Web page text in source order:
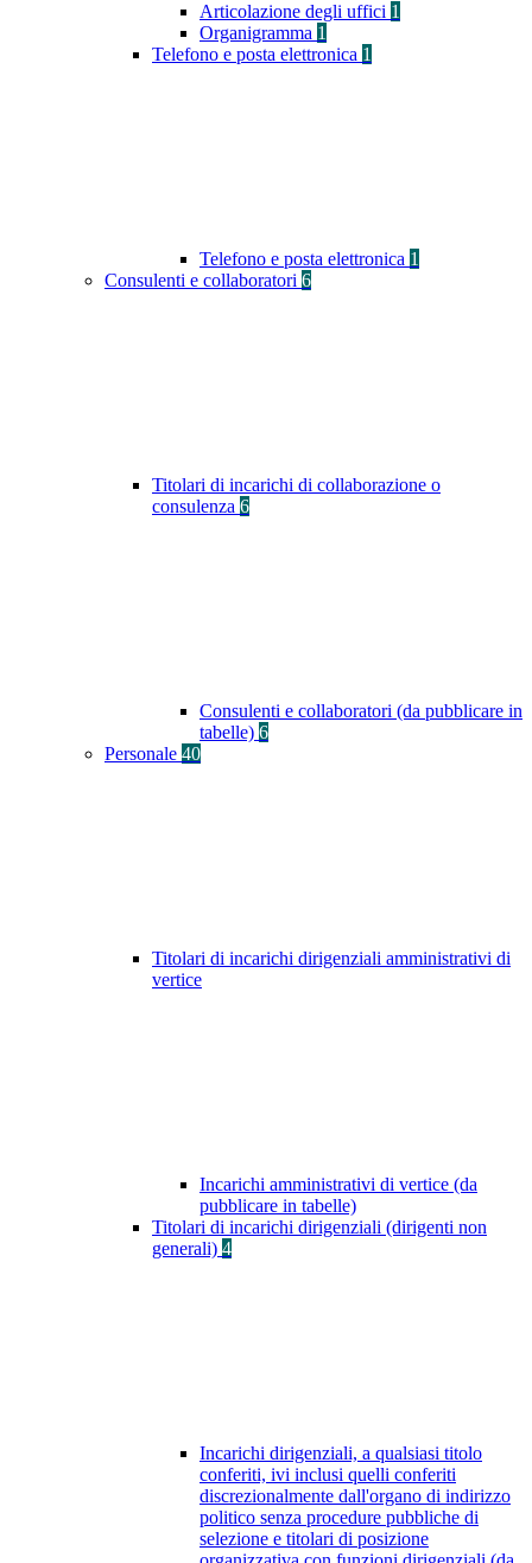
Articolazione degli uffici 1
Organigramma 1
Telefono e posta elettronica 1
Telefono e posta elettronica 1
Consulenti e collaboratori 6
Titolari di incarichi di collaborazione o
consulenza 6
Consulenti e collaboratori (da pubblicare in
tabelle) 6
Personale 40
Titolari di incarichi dirigenziali amministrativi di
vertice
Incarichi amministrativi di vertice (da
pubblicare in tabelle)
Titolari di incarichi dirigenziali (dirigenti non
generali) 4
Incarichi dirigenziali, a qualsiasi titolo
conferiti, ivi inclusi quelli conferiti
discrezionalmente dall'organo di indirizzo
politico senza procedure pubbliche di
selezione e titolari di posizione